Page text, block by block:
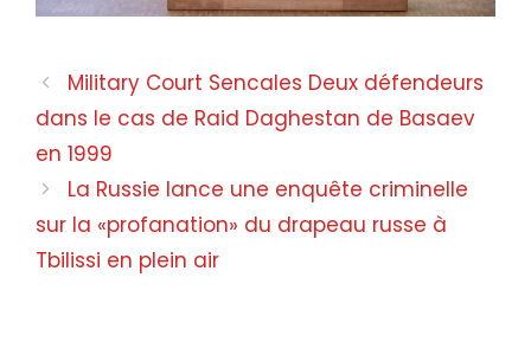
Military Court Sencales Deux défendeurs
dans le cas de Raid Daghestan de Basaev
en 1999
La Russie lance une enquête criminelle
sur la «profanation» du drapeau russe à
Tbilissi en plein air